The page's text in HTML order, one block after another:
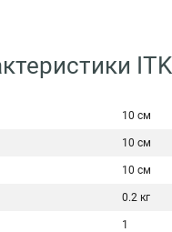
10 см
10 см
10 см
0.2 кг
1